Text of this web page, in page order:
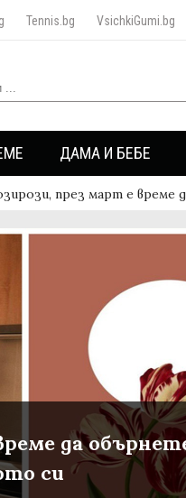
Tennis.bg VsichkiGumi.bg
ДАМА И БЕБЕ
през март е време
да
си